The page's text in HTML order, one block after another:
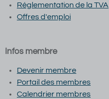
Réglementation de la TVA
Offres d'emploi
Infos membre
Devenir membre
Portail des membres
Calendrier membres